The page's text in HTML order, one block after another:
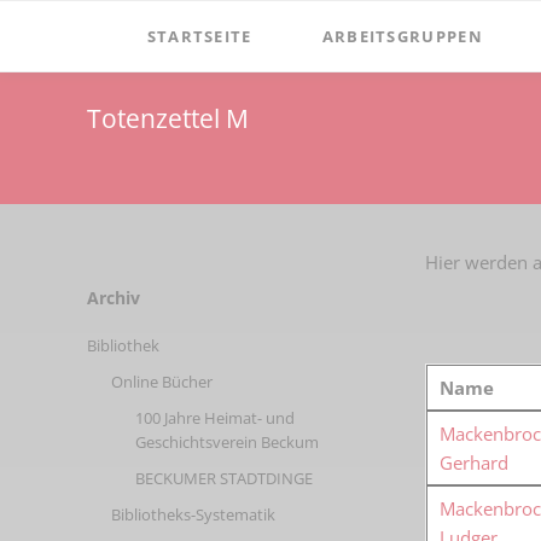
STARTSEITE
Vereinsgeschichte
Vorsitzende
Newsletter
ARBEITSGRUPPEN
Totenzettel M
Hier werden
Name
Gerhard
Navigation
Archiv
Bibliothek
Online Bücher
100 Jahre Heimat- und
Geschichtsverein Beckum
BECKUMER STADTDINGE
Bibliotheks-Systematik